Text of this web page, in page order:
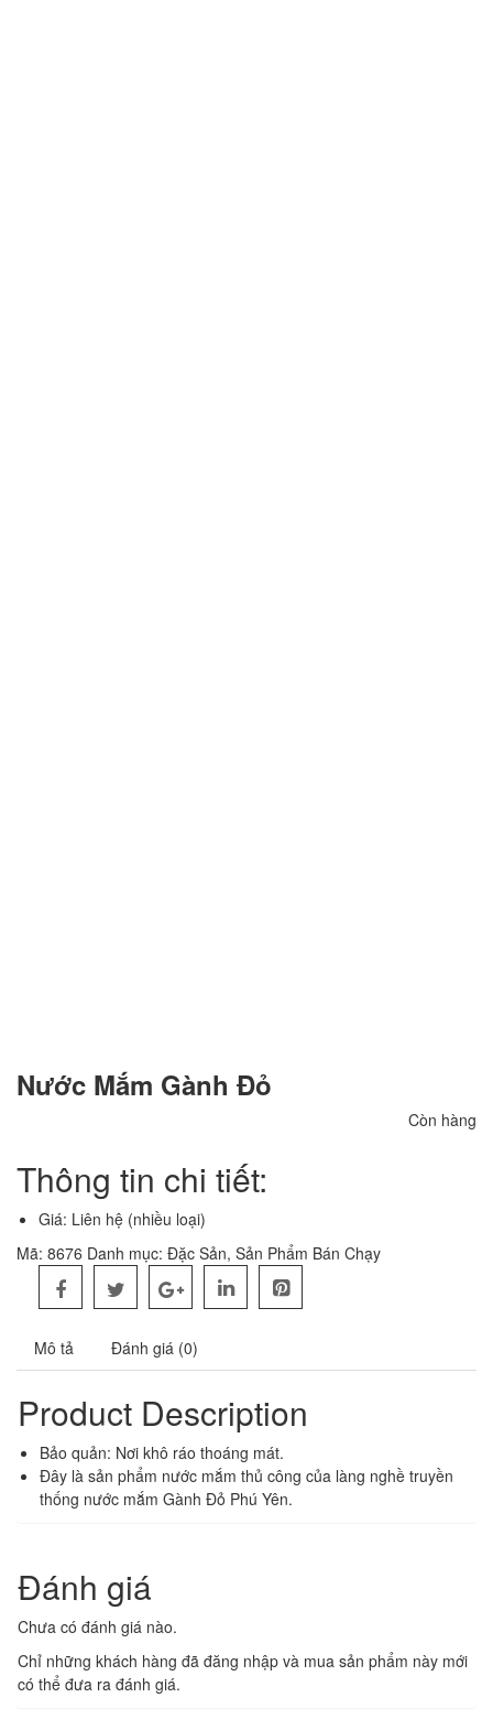
Nước Mắm Gành Đỏ
Còn hàng
Thông tin chi tiết:
Giá: Liên hệ (nhiều loại)
Mã: 8676 Danh mục: Đặc Sản, Sản Phẩm Bán Chạy
Mô tả Đánh giá (0)
Product Description
Bảo quản: Nơi khô ráo thoáng mát.
Đây là sản phẩm nước mắm thủ công của làng nghề truyền
thống nước mắm Gành Đỏ Phú Yên.
Đánh giá
Chưa có đánh giá nào.
Chỉ những khách hàng đã đăng nhập và mua sản phẩm này mới
có thể đưa ra đánh giá.